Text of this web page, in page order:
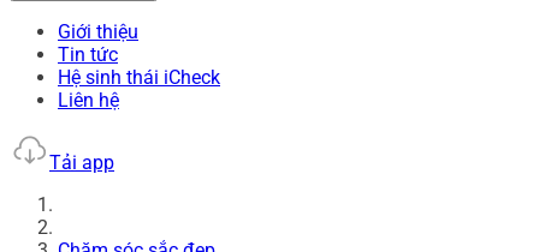
Giới thiệu
Tin tức
Hệ sinh thái iCheck
Liên hệ
Tải app